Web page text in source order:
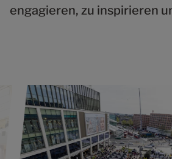
engagieren, zu inspirieren